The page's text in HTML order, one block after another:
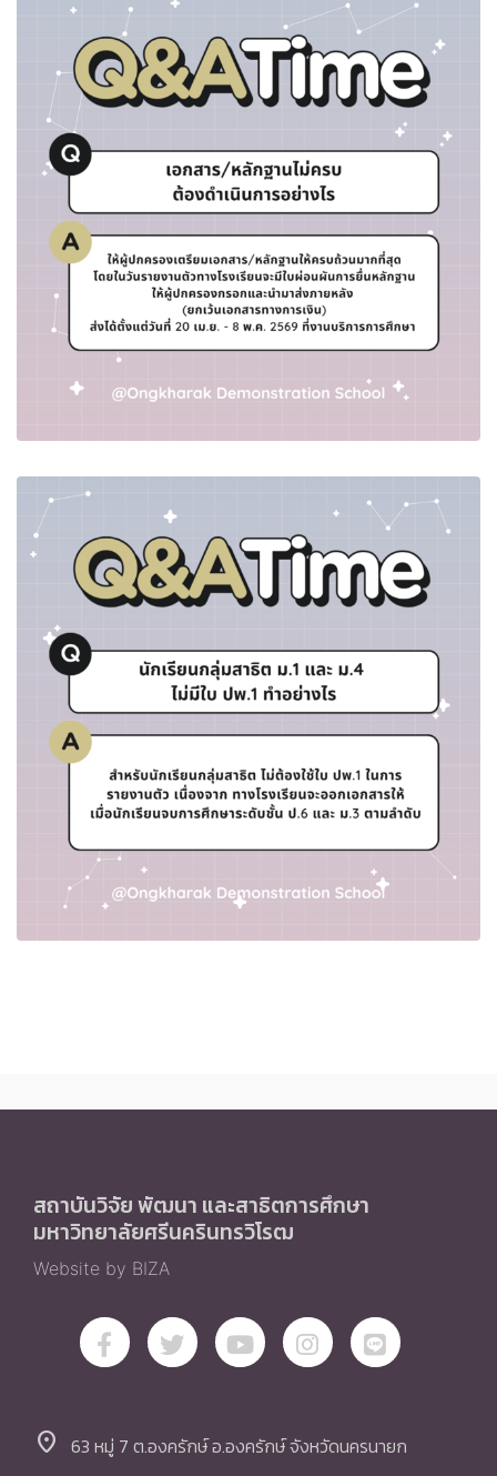
สถาบันวิจัย พัฒนา และสาธิตการศึกษา
มหาวิทยาลัยศรีนครินทรวิโรฒ
Website by BIZA
location_on 63 หมู่ 7 ต.องครักษ์ อ.องครักษ์ จังหวัดนครนายก